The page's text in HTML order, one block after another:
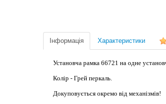
Інформація Характеристики
Установча рамка 66721 на одне
Колір - Грей перкаль.
Докуповується окремо від механізмів!